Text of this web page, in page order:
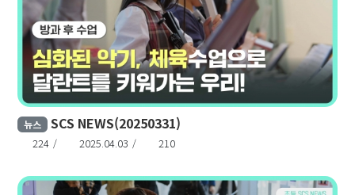
뉴스 SCS NEWS(20250331)
224 2025.04.03 210